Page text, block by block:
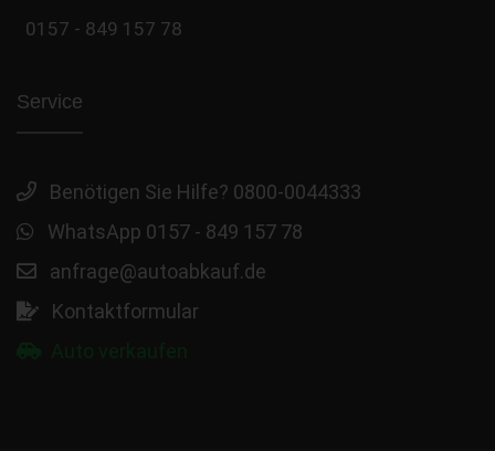
0157 - 849 157 78
Service
Benötigen Sie Hilfe? 0800-0044333
WhatsApp 0157 - 849 157 78
anfrage@autoabkauf.de
Kontaktformular